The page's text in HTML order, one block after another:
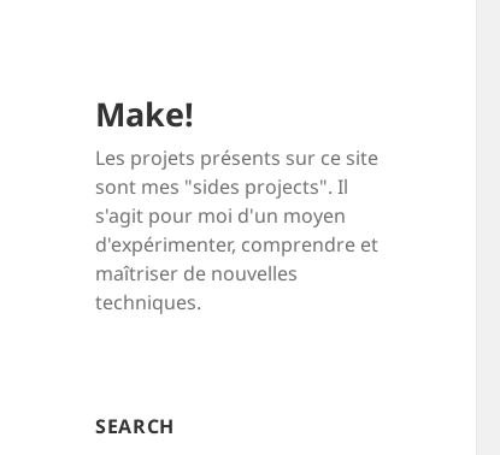
Make!
Les projets présents sur ce site
sont mes "sides projects". Il
s'agit pour moi d'un moyen
d'expérimenter, comprendre et
maîtriser de nouvelles
techniques.
SEARCH